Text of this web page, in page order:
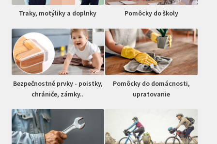
Traky, motýliky a doplnky Pomôcky do školy
Bezpečnostné prvky - poistky,
chrániče, zámky..
Pomôcky do domácnosti,
upratovanie